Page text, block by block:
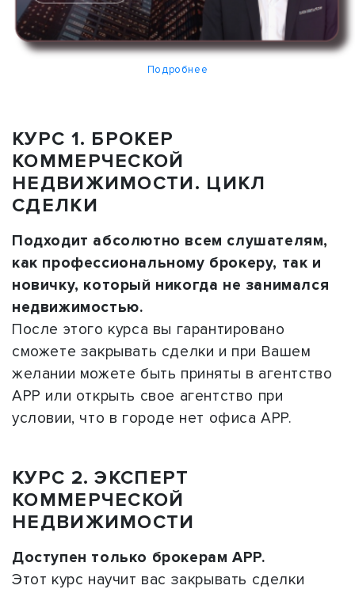
Подробнее
КУРС 1. БРОКЕР
КОММЕРЧЕСКОЙ
НЕДВИЖИМОСТИ. ЦИКЛ
СДЕЛКИ
Подходит абсолютно всем слушателям,
как профессиональному брокеру, так и
новичку, который никогда не занимался
недвижимостью.
После этого курса вы гарантировано
сможете закрывать сделки и при Вашем
желании можете быть приняты в агентство
АРР или открыть свое агентство при
условии, что в городе нет офиса АРР.
КУРС 2. ЭКСПЕРТ
КОММЕРЧЕСКОЙ
НЕДВИЖИМОСТИ
Доступен только брокерам АРР.
Этот курс научит вас закрывать сделки